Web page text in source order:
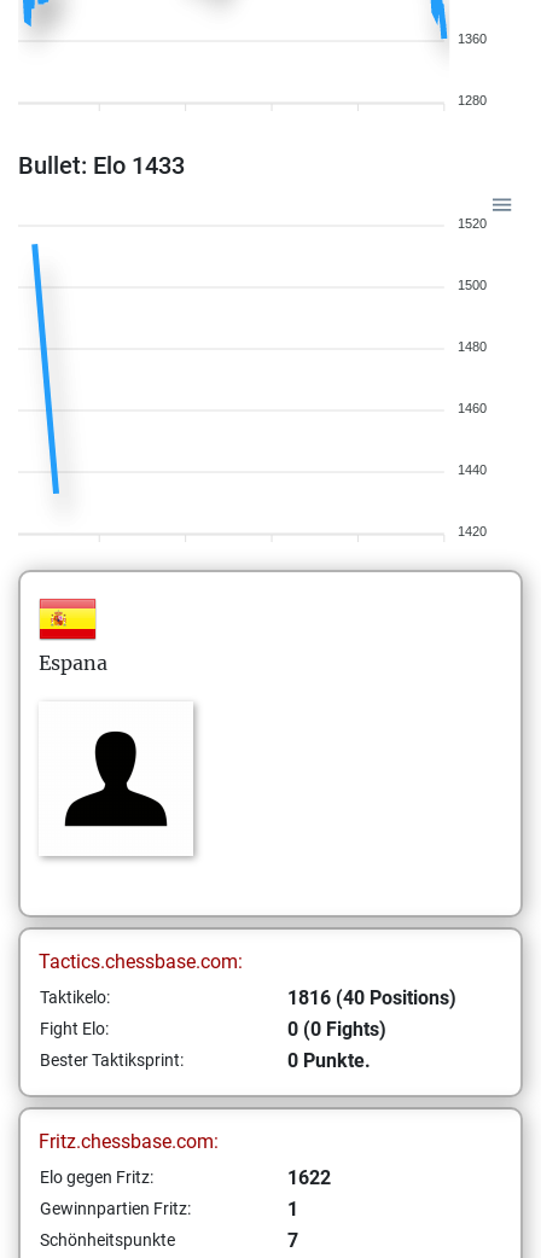
1360
1280
Bullet: Elo 1433
1520
1500
1480
1460
1440
1420
Espana
Tactics.chessbase.com:
Taktikelo: 1816 (40 Positions)
Fight Elo: 0 (0 Fights)
Bester Taktiksprint: 0 Punkte.
Fritz.chessbase.com:
Elo gegen Fritz: 1622
Gewinnpartien Fritz: 1
Schönheitspunkte
7